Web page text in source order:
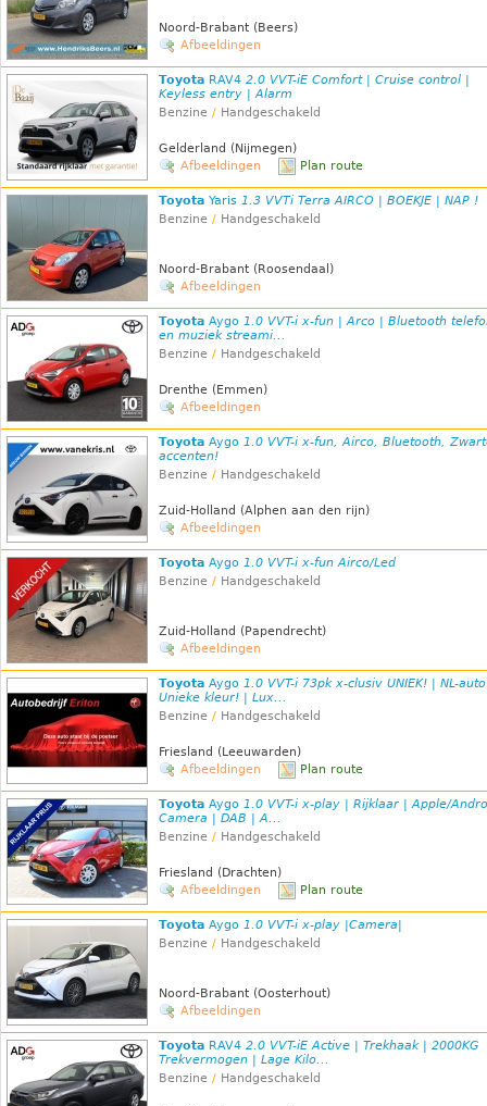
Noord-Brabant (Beers)
Afbeeldingen
Toyota RAV4 2.0 VVT-iE Comfort | Cruise control |
Keyless entry | Alarm
Benzine / Handgeschakeld
Gelderland (Nijmegen)
Afbeeldingen
Plan route
Toyota Yaris 1.3 VVTi Terra AIRCO | BOEKJE | NAP !
Benzine / Handgeschakeld
Noord-Brabant (Roosendaal)
Afbeeldingen
Toyota Aygo 1.0 VVT-i x-fun | Arco | Bluetooth
en muziek streami...
Benzine / Handgeschakeld
Drenthe (Emmen)
Afbeeldingen
Toyota Aygo 1.0 VVT-i x-fun, Airco, Bluetooth,
accenten!
Benzine / Handgeschakeld
Zuid-Holland (Alphen aan den rijn)
Afbeeldingen
Toyota Aygo 1.0 VVT-i x-fun Airco/Led
Benzine / Handgeschakeld
Zuid-Holland (Papendrecht)
Afbeeldingen
Toyota Aygo 1.0 VVT-i 73pk x-clusiv UNIEK! | NL-
Unieke kleur! | Lux...
Benzine / Handgeschakeld
Friesland (Leeuwarden)
Afbeeldingen
Plan route
Toyota Aygo 1.0 VVT-i x-play | Rijklaar | Apple/
Camera | DAB | A...
Benzine / Handgeschakeld
Friesland (Drachten)
Afbeeldingen
Plan route
Toyota Aygo 1.0 VVT-i x-play |Camera|
Benzine / Handgeschakeld
Noord-Brabant (Oosterhout)
Afbeeldingen
Toyota RAV4 2.0 VVT-iE Active | Trekhaak | 2000KG
Trekvermogen | Lage Kilo...
Benzine / Handgeschakeld